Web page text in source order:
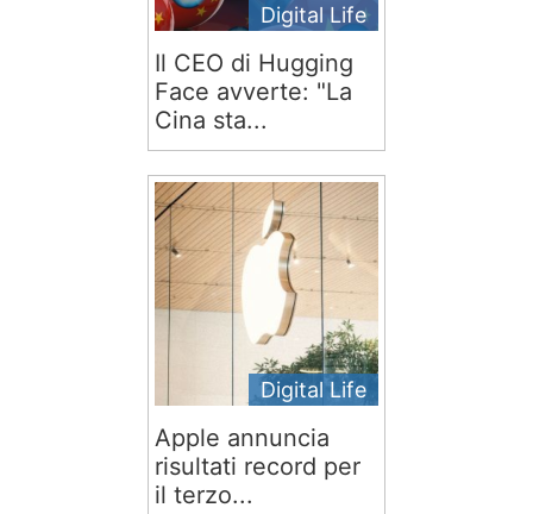
Digital Life
Il CEO di Hugging
Face avverte: "La
Cina sta...
Digital Life
Apple annuncia
risultati record per
il terzo...